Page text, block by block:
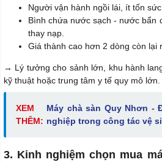
Người vận hành ngồi lái, ít tốn
Bình chứa nước sạch - nước bẩn
thay nạp.
Giá thành cao hơn 2 dòng còn lại
→ Lý tưởng cho sảnh lớn, khu hành
kỹ thuật hoặc trung tâm y tế quy mô lớn.
XEM
THÊM:
Máy chà sàn Quy Nhơn -
nghiệp trong công tác vệ
3. Kinh nghiệm chọn mua